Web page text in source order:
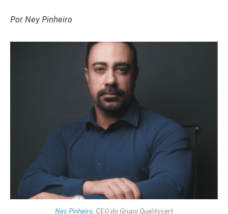
Por Ney Pinheiro
Ney Pinheiro , CEO do Grupo Qualitycert